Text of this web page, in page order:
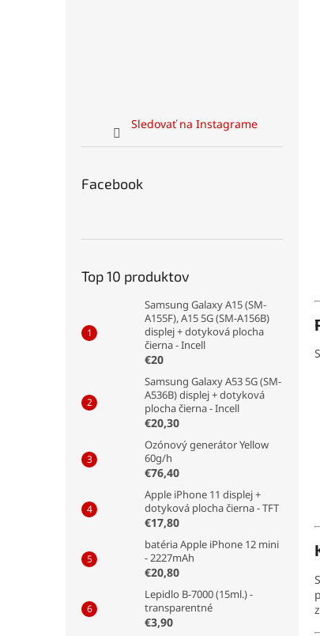
Sledovať na Instagrame
Facebook
Top 10 produktov
Samsung Galaxy A15 (SM-
A155F), A15 5G (SM-A156B)
displej + dotyková plocha
čierna - Incell
€20
Samsung Galaxy A53 5G (SM-
A536B) displej + dotyková
plocha čierna - Incell
€20,30
Ozónový generátor Yellow
60g/h
€76,40
Apple iPhone 11 displej +
dotyková plocha čierna - TFT
€17,80
batéria Apple iPhone 12 mini
- 2227mAh
€20,80
Lepidlo B-7000 (15ml.) -
transparentné
€3,90